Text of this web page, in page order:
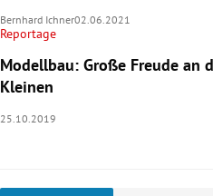
Bernhard Ichner02.06.2021
Reportage
Modellbau: Große Freude an
Kleinen
25.10.2019